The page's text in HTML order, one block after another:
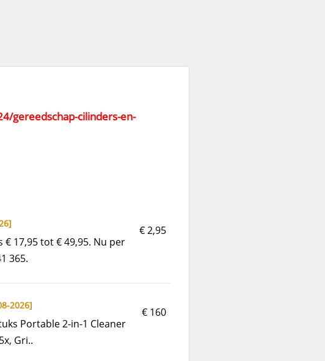
gereedschap-cilinders-en-
€ 2,95
€ 17,95 tot € 49,95. Nu per
365.
€ 160
2026]
Portable 2-in-1 Cleaner
Gri..